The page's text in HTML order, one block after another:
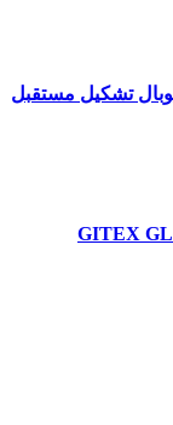
تشكيل مستقبل